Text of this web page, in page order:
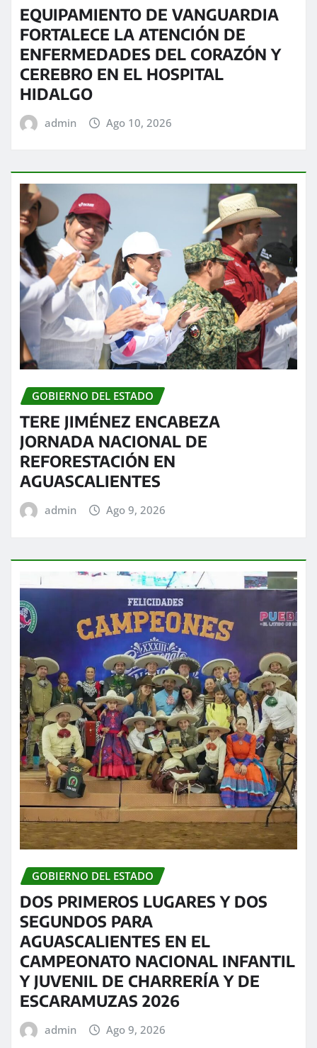
EQUIPAMIENTO DE VANGUARDIA
FORTALECE LA ATENCIÓN DE
ENFERMEDADES DEL CORAZÓN Y
CEREBRO EN EL HOSPITAL
HIDALGO
admin Ago 10, 2026
GOBIERNO DEL ESTADO
TERE JIMÉNEZ ENCABEZA
JORNADA NACIONAL DE
REFORESTACIÓN EN
AGUASCALIENTES
admin Ago 9, 2026
GOBIERNO DEL ESTADO
DOS PRIMEROS LUGARES Y DOS
SEGUNDOS PARA
AGUASCALIENTES EN EL
CAMPEONATO NACIONAL INFANTIL
Y JUVENIL DE CHARRERÍA Y DE
ESCARAMUZAS 2026
admin Ago 9, 2026